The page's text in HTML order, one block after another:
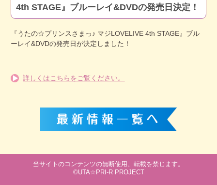
4th STAGE』ブルーレイ&DVDの発売日決定！
『うたの☆プリンスさまっ♪ マジLOVELIVE 4th STAGE』ブル
ーレイ&DVDの発売日が決定しました！
詳しくはこちらをご覧ください。
当サイトのコンテンツの無断使用、転載を禁じます。
©UTA☆PRI-R PROJECT